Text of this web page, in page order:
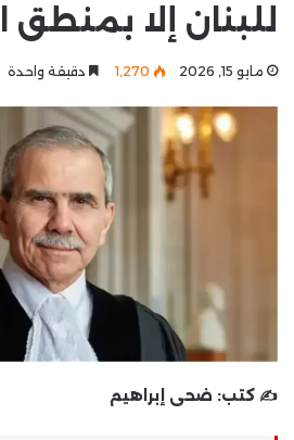
للبنان إلا بمنطق
مايو 15, 2026 1٬270 دقيقة واحدة
✍️ كتب: ضحى إبراهيم